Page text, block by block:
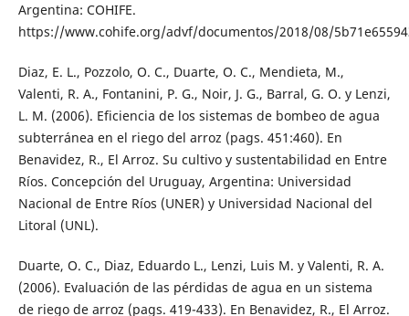
Argentina: COHIFE.
https://www.cohife.org/advf/documentos/2018/08/
Diaz, E. L., Pozzolo, O. C., Duarte, O. C., Mendieta, M.,
Valenti, R. A., Fontanini, P. G., Noir, J. G., Barral, G. O. y Lenzi,
L. M. (2006). Eficiencia de los sistemas de bombeo de agua
subterránea en el riego del arroz (pags. 451:460). En
Benavidez, R., El Arroz. Su cultivo y sustentabilidad en Entre
Ríos. Concepción del Uruguay, Argentina: Universidad
Nacional de Entre Ríos (UNER) y Universidad Nacional del
Litoral (UNL).
Duarte, O. C., Diaz, Eduardo L., Lenzi, Luis M. y Valenti, R. A.
(2006). Evaluación de las pérdidas de agua en un sistema
de riego de arroz (pags. 419-433). En Benavidez, R., El Arroz.